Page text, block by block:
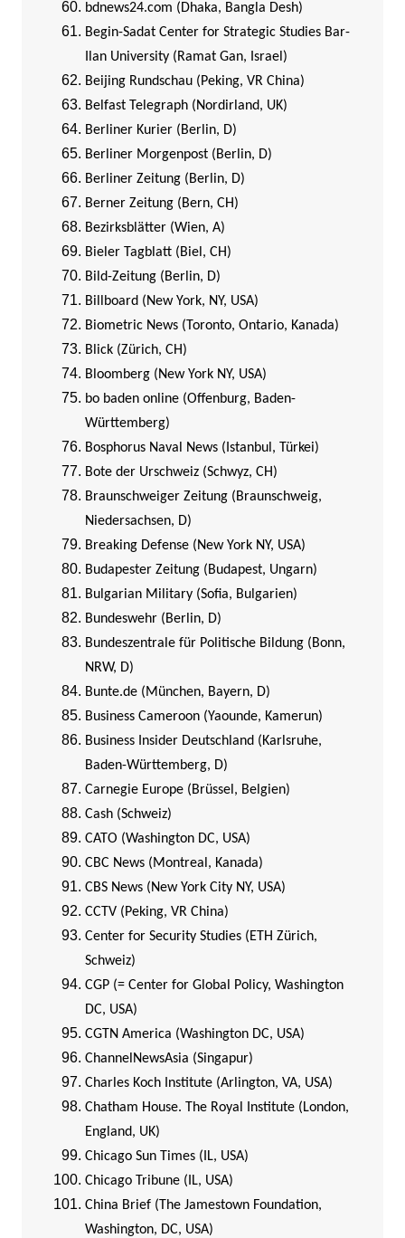
bdnews24.com (Dhaka, Bangla Desh)
Begin-Sadat Center for Strategic Studies Bar-
Ilan University (Ramat Gan, Israel)
Beijing Rundschau (Peking, VR China)
Belfast Telegraph (Nordirland, UK)
Berliner Kurier (Berlin, D)
Berliner Morgenpost (Berlin, D)
Berliner Zeitung (Berlin, D)
Berner Zeitung (Bern, CH)
Bezirksblätter (Wien, A)
Bieler Tagblatt (Biel, CH)
Bild-Zeitung (Berlin, D)
Billboard (New York, NY, USA)
Biometric News (Toronto, Ontario, Kanada)
Blick (Zürich, CH)
Bloomberg (New York NY, USA)
bo baden online (Offenburg, Baden-
Württemberg)
Bosphorus Naval News (Istanbul, Türkei)
Bote der Urschweiz (Schwyz, CH)
Braunschweiger Zeitung (Braunschweig,
Niedersachsen, D)
Breaking Defense (New York NY, USA)
Budapester Zeitung (Budapest, Ungarn)
Bulgarian Military (Sofia, Bulgarien)
Bundeswehr (Berlin, D)
Bundeszentrale für Politische Bildung (Bonn,
NRW, D)
Bunte.de (München, Bayern, D)
Business Cameroon (Yaounde, Kamerun)
Business Insider Deutschland (Karlsruhe,
Baden-Württemberg, D)
Carnegie Europe (Brüssel, Belgien)
Cash (Schweiz)
CATO (Washington DC, USA)
CBC News (Montreal, Kanada)
CBS News (New York City NY, USA)
CCTV (Peking, VR China)
Center for Security Studies (ETH Zürich,
Schweiz)
CGP (= Center for Global Policy, Washington
DC, USA)
CGTN America (Washington DC, USA)
ChannelNewsAsia (Singapur)
Charles Koch Institute (Arlington, VA, USA)
Chatham House. The Royal Institute (London,
England, UK)
Chicago Sun Times (IL, USA)
Chicago Tribune (IL, USA)
China Brief (The Jamestown Foundation,
Washington, DC, USA)